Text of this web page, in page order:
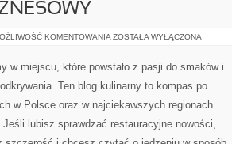
KOMENTOWANIA MIEJSCA
BIZNESOWY
ZOSTAŁA WYŁĄCZONA
w miejscu, które powstało z pasji do smaków i
Ten blog kulinarny to kompas po
w Polsce oraz w najciekawszych regionach
Jeśli lubisz sprawdzać restauracyjne nowości,